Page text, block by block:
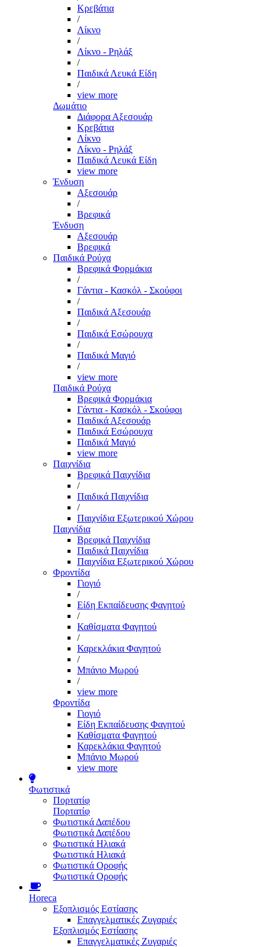
Κρεβάτια
/
Λίκνο
/
Λίκνο - Ρηλάξ
/
Παιδικά Λευκά Είδη
/
view more
Δωμάτιο
Διάφορα Αξεσουάρ
Κρεβάτια
Λίκνο
Λίκνο - Ρηλάξ
Παιδικά Λευκά Είδη
view more
Ένδυση
Αξεσουάρ
/
Βρεφικά
Ένδυση
Αξεσουάρ
Βρεφικά
Παιδικά Ρούχα
Βρεφικά Φορμάκια
/
Γάντια - Κασκόλ - Σκούφοι
/
Παιδικά Αξεσουάρ
/
Παιδικά Εσώρουχα
/
Παιδικά Μαγιό
/
view more
Παιδικά Ρούχα
Βρεφικά Φορμάκια
Γάντια - Κασκόλ - Σκούφοι
Παιδικά Αξεσουάρ
Παιδικά Εσώρουχα
Παιδικά Μαγιό
view more
Παιχνίδια
Βρεφικά Παιχνίδια
/
Παιδικά Παιχνίδια
/
Παιχνίδια Εξωτερικού Χώρου
Παιχνίδια
Βρεφικά Παιχνίδια
Παιδικά Παιχνίδια
Παιχνίδια Εξωτερικού Χώρου
Φροντίδα
Γιογιό
/
Είδη Εκπαίδευσης Φαγητού
/
Καθίσματα Φαγητού
/
Καρεκλάκια Φαγητού
/
Μπάνιο Μωρού
/
view more
Φροντίδα
Γιογιό
Είδη Εκπαίδευσης Φαγητού
Καθίσματα Φαγητού
Καρεκλάκια Φαγητού
Μπάνιο Μωρού
view more
Φωτιστικά
Πορτατίφ
Πορτατίφ
Φωτιστικά Δαπέδου
Φωτιστικά Δαπέδου
Φωτιστικά Ηλιακά
Φωτιστικά Ηλιακά
Φωτιστικά Οροφής
Φωτιστικά Οροφής
Horeca
Εξοπλισμός Εστίασης
Επαγγελματικές Ζυγαριές
Εξοπλισμός Εστίασης
Επαγγελματικές Ζυγαριές